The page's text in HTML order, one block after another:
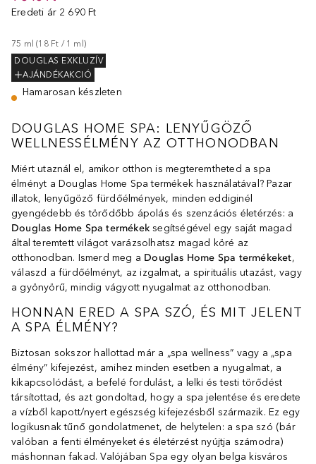
Eredeti ár 2 690 Ft
75 ml (18 Ft / 1 ml )
DOUGLAS EXKLUZÍV
AJÁNDÉKAKCIÓ
Hamarosan készleten
DOUGLAS HOME SPA: LENYŰGÖZŐ
WELLNESSÉLMÉNY AZ OTTHONODBAN
Miért utaznál el, amikor otthon is megteremtheted a spa
élményt a Douglas Home Spa termékek használatával? Pazar
illatok, lenyűgöző fürdőélmények, minden eddiginél
gyengédebb és törődőbb ápolás és szenzációs életérzés: a
Douglas Home Spa termékek segítségével egy saját magad
által teremtett világot varázsolhatsz magad köré az
otthonodban. Ismerd meg a Douglas Home Spa termékeket,
válaszd a fürdőélményt, az izgalmat, a spirituális utazást, vagy
a gyönyörű, mindig vágyott nyugalmat az otthonodban.
HONNAN ERED A SPA SZÓ, ÉS MIT JELENT
A SPA ÉLMÉNY?
Biztosan sokszor hallottad már a „spa wellness” vagy a „spa
élmény” kifejezést, amihez minden esetben a nyugalmat, a
kikapcsolódást, a befelé fordulást, a lelki és testi törődést
társítottad, és azt gondoltad, hogy a spa jelentése és eredete
a vízből kapott/nyert egészség kifejezésből származik. Ez egy
logikusnak tűnő gondolatmenet, de helytelen: a spa szó (bár
valóban a fenti élményeket és életérzést nyújtja számodra)
máshonnan fakad. Valójában Spa egy olyan belga kisváros